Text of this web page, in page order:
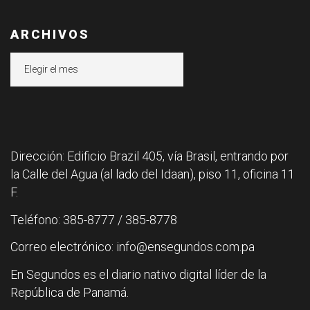
ARCHIVOS
Dirección: Edificio Brazil 405, vía Brasil, entrando por
la Calle del Agua (al lado del Idaan), piso 11, oficina 11
F.
Teléfono: 385-8777 / 385-8778
Correo electrónico: info@ensegundos.com.pa
En Segundos es el diario nativo digital líder de la
República de Panamá.